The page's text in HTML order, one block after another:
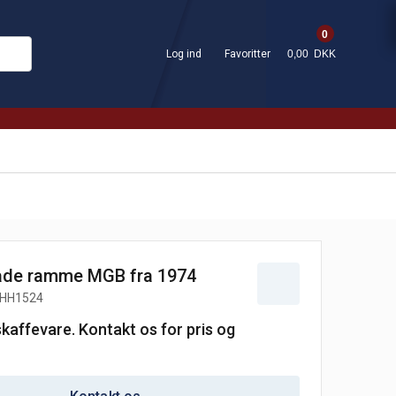
Log ind Favoritter
0
0,00 DKK
ramme MGB fra 1974
Kontakt os for pris og